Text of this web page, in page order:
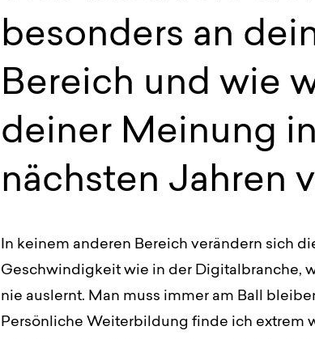
besonders an
Bereich und wie
deiner Meinung
nächsten Jahren
In keinem anderen Bereich verändern sich
Geschwindigkeit wie in der Digitalbranche,
nie auslernt. Man muss immer am Ball
Persönliche Weiterbildung finde ich extrem